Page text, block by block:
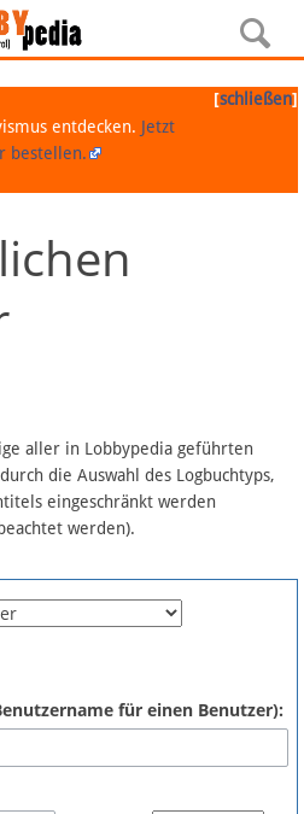
[schließen]
entdecken. Jetzt
bestellen.
aller in Lobbypedia geführten
die Auswahl des Logbuchtyps,
eingeschränkt werden
werden).
für einen Benutzer):